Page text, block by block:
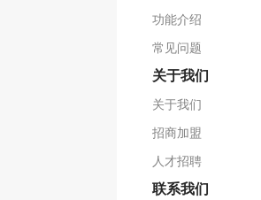
功能介绍
常见问题
关于我们
关于我们
招商加盟
人才招聘
联系我们